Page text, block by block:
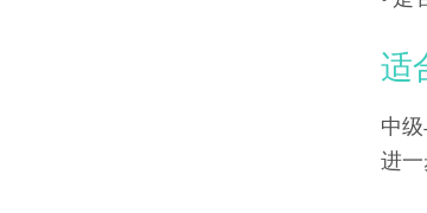
适
中
进